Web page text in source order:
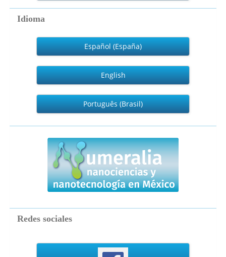
artículo
Idioma
Español (España)
English
Português (Brasil)
numeralia
Redes sociales